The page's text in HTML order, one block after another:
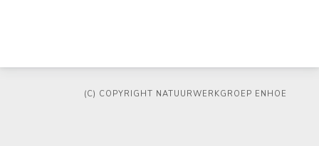
(C) COPYRIGHT NATUURWERKGROEP ENHOE